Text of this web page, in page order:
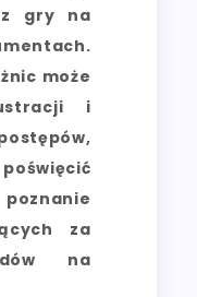
z gry na
może
i
za
na